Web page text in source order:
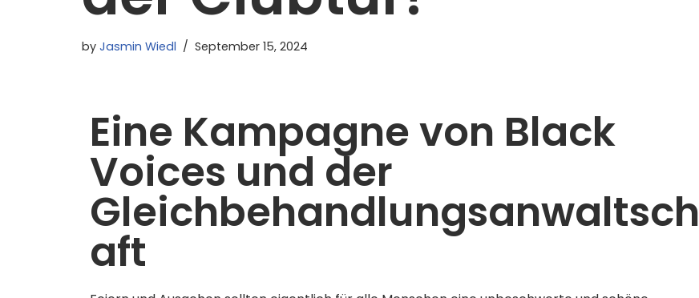
by Jasmin Wiedl September 15, 2024
Eine Kampagne von Black
Voices und der
Gleichbehandlungsanwaltsch
aft